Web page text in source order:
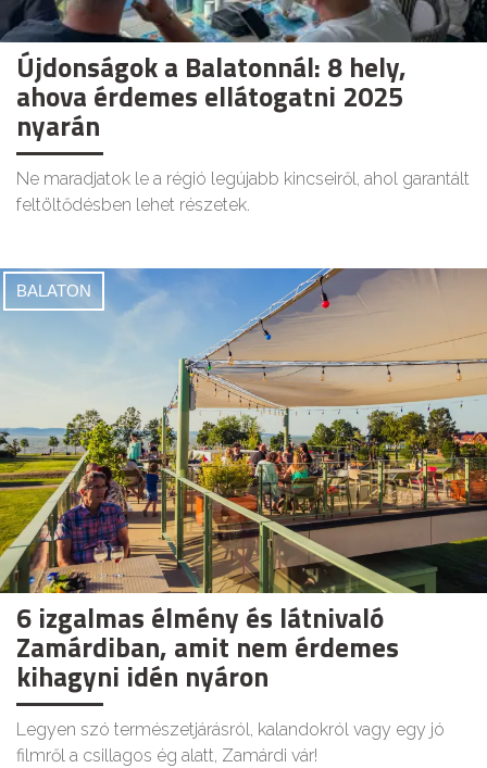
Újdonságok a Balatonnál: 8 hely,
ahova érdemes ellátogatni 2025
nyarán
Ne maradjatok le a régió legújabb kincseiről, ahol garantált
feltöltődésben lehet részetek.
BALATON
6 izgalmas élmény és látnivaló
Zamárdiban, amit nem érdemes
kihagyni idén nyáron
Legyen szó természetjárásról, kalandokról vagy egy jó
filmről a csillagos ég alatt, Zamárdi vár!